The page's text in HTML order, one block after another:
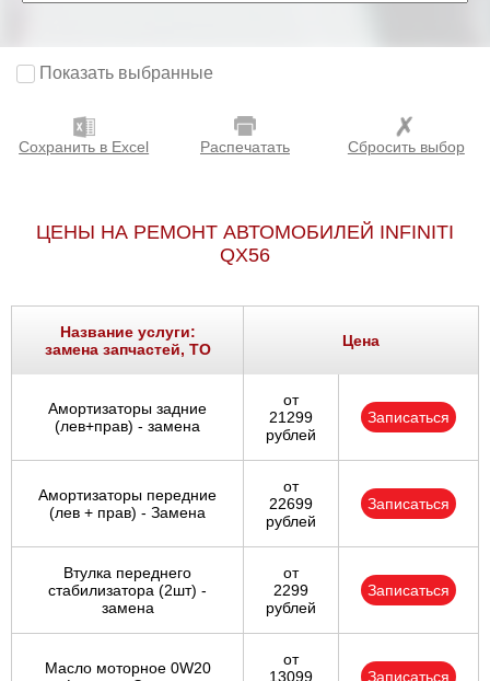
Показать выбранные
Сохранить в Excel Распечатать Сбросить выбор
ЦЕНЫ НА РЕМОНТ АВТОМОБИЛЕЙ INFINITI
QX56
Название услуги:
замена запчастей, ТО
Цена
Амортизаторы задние
(лев+прав) - замена
от
21299
рублей
Записаться
Амортизаторы передние
(лев + прав) - Замена
от
22699
рублей
Записаться
Втулка переднего
стабилизатора (2шт) -
замена
от
2299
рублей
Записаться
Масло моторное 0W20
от
13099
Записаться